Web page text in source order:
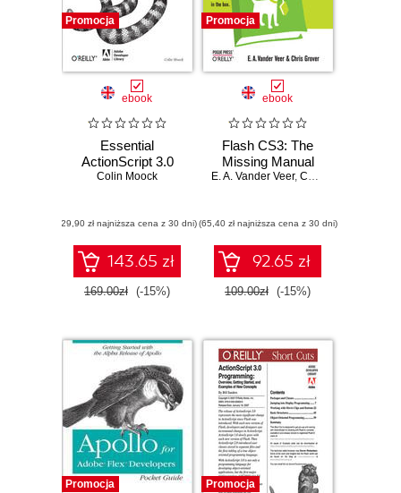
Promocja
ebook
Essential
ActionScript 3.0
Colin Moock
(29,90 zł najniższa cena z 30 dni)
143.65 zł
169.00zł (-15%)
Promocja
ebook
Flash CS3: The
Missing Manual
E. A. Vander Veer, Chris Grover
(65,40 zł najniższa cena z 30 dni)
92.65 zł
109.00zł (-15%)
Promocja Promocja